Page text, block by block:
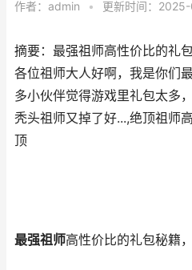
作者： admin • 更新时间：
摘要：最强祖师高性价比的礼
各位祖师大人好啊，我是你们
多小伙伴觉得游戏里礼包太多
秃头祖师又掉了好...,绝顶祖师
顶
最强祖师高性价比的礼包秘籍